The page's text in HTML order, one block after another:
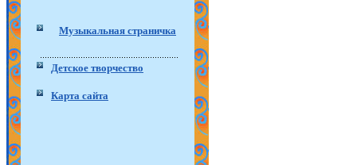
Музыкальная страничка
Детское творчество
Карта сайта